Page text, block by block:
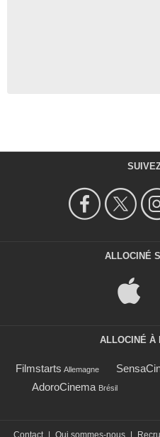
ALLOCINÉ
ALLOCINÉ À
Filmstarts Allemagne
AdoroCinema Brésil